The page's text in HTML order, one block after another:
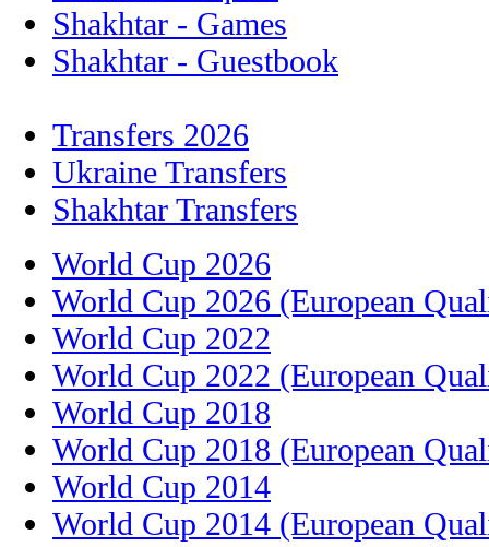
Shakhtar - Games
Shakhtar - Guestbook
Transfers 2026
Ukraine Transfers
Shakhtar Transfers
World Cup 2026
World Cup 2026 (European
World Cup 2022
World Cup 2022 (European
World Cup 2018
World Cup 2018 (European
World Cup 2014
World Cup 2014 (European